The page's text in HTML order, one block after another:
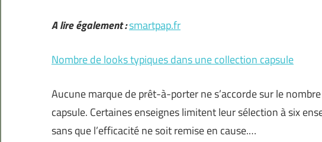
A lire également :smartpap.fr
Nombre de looks typiques dans une collection capsule
Aucune marque de prêt-à-porter ne s’accorde sur le
capsule. Certaines enseignes limitent leur sélection à six
sans que l’efficacité ne soit remise en cause.…